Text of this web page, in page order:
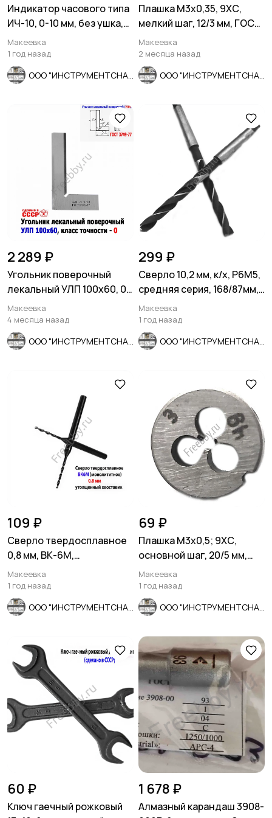
Индикатор часового типа
ИЧ-10, 0-10 мм, без ушка,
кл 1; 0,01 мм,
Макеевка
1 год назад
Плашка М3х0,35, 9ХС,
мелкий шаг, 12/3 мм, ГОСТ
7740-71, сделано в СССР
Макеевка
2 месяца назад
2 289 ₽
Угольник поверочный
лекальный УЛП 100х60, 0
кл точн, угол 90 гр, СССР.
Макеевка
4 месяца назад
299 ₽
Сверло 10,2 мм, к/х, Р6М5,
средняя серия, 168/87мм,
КМ1, В1, СССР.
Макеевка
1 год назад
109 ₽
Сверло твердосплавное
0,8 мм, ВК-6М,
монолитное, 30/6 мм,
утолщ. хв.
Макеевка
1 год назад
69 ₽
Плашка М3х0,5; 9ХС,
основной шаг, 20/5 мм,
ГОСТ 7740-71, СССР.
Макеевка
1 год назад
60 ₽
Ключ гаечный рожковый
1 678 ₽
Алмазный карандаш 3908-